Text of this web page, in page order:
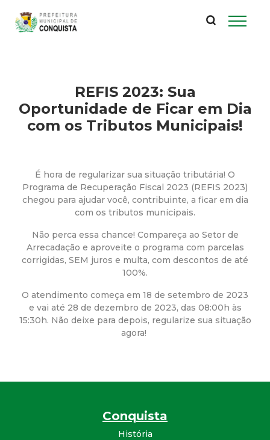
P
f
e
t
r
M
u
i
REFIS 2023: Sua
Oportunidade de Ficar em Dia
com os Tributos Municipais!
É hora de regularizar sua situação tributária! O
Programa de Recuperação Fiscal 2023 (REFIS 2023)
chegou para ajudar você, contribuinte, a ficar em dia
com os tributos municipais.
Não perca essa chance! Compareça ao Setor de
Arrecadação e aproveite o programa com parcelas
corrigidas, SEM juros e multa, com descontos de até
100%.
O atendimento começa em 18 de setembro de 2023
e vai até 28 de dezembro de 2023, das 08:00h às
15:30h. Não deixe para depois, regularize sua situação
agora!
Conquista
História